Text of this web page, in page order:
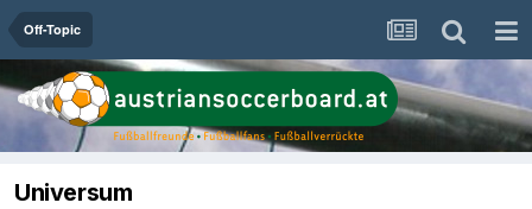
Off-Topic
Universum